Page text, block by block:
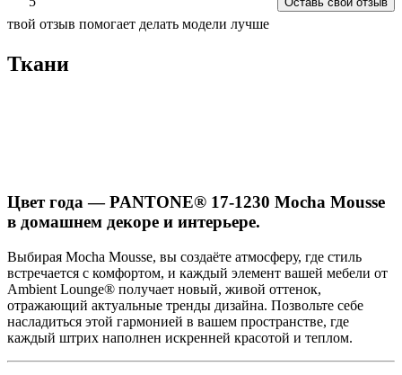
твой отзыв помогает делать модели лучше
Ткани
Цвет года — PANTONE® 17-1230 Mocha Mousse
в домашнем декоре и интерьере.
Выбирая Mocha Mousse, вы создаёте атмосферу, где стиль
встречается с комфортом, и каждый элемент вашей мебели от
Ambient Lounge® получает новый, живой оттенок,
отражающий актуальные тренды дизайна. Позвольте себе
насладиться этой гармонией в вашем пространстве, где
каждый штрих наполнен искренней красотой и теплом.